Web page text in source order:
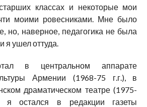
классах и некоторые мои
моими ровесниками. Мне было
но, наверное, педагогика не была
я ушел оттуда.
в центральном аппарате
Армении (1968-75 г.г.), в
драматическом театре (1975-
я остался в редакции газеты